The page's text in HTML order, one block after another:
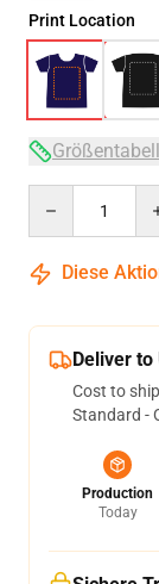
Print Location
Diese
Deliver
Cost to
Standard -
Production
Today